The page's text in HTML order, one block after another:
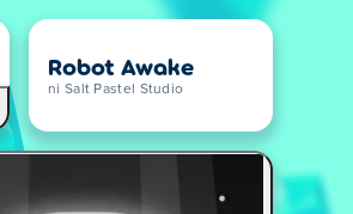
Robot Awake
ni Salt Pastel Studio